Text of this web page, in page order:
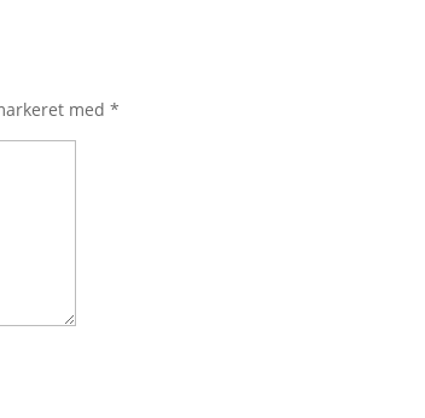
med*